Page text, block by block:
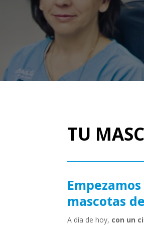
TU
mascotas
A día de hoy, con un